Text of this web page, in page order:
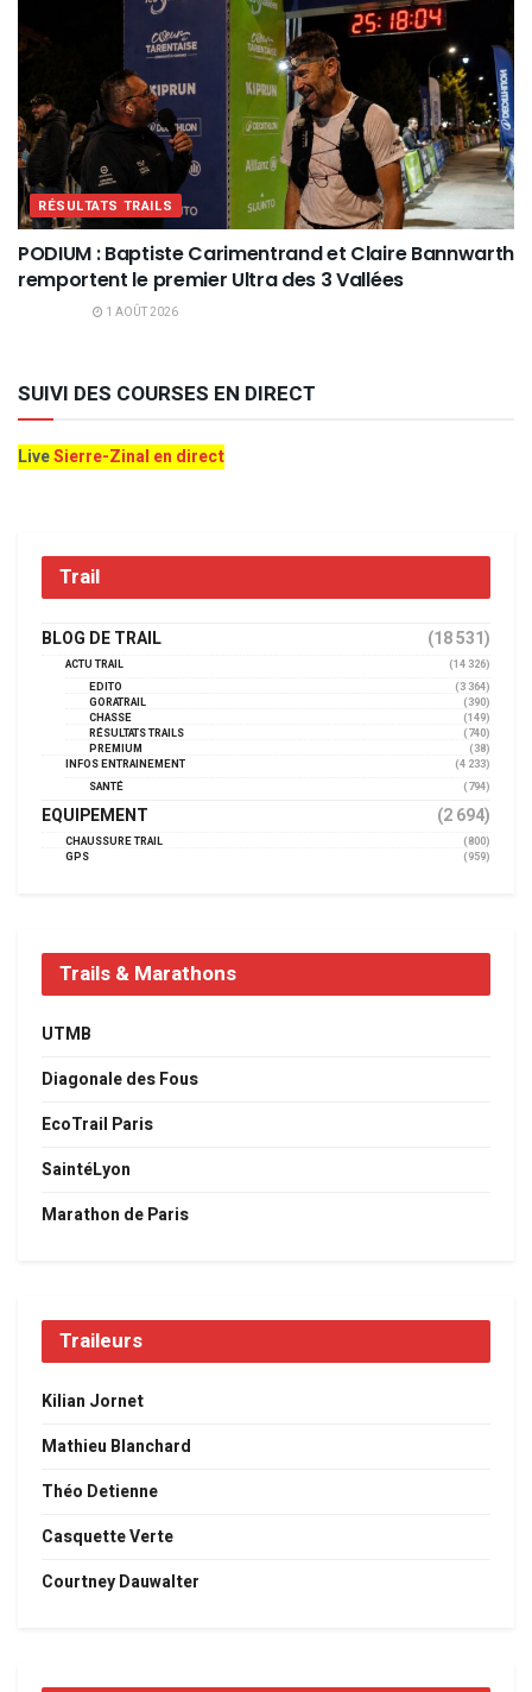
RÉSULTATS TRAILS
PODIUM : Baptiste Carimentrand et Claire Bannwarth
remportent le premier Ultra des 3 Vallées
1 AOÛT 2026
SUIVI DES COURSES EN DIRECT
LiveSierre-Zinal en direct
Trail
BLOG DE TRAIL (18 531)
ACTU TRAIL
(14 326)
EDITO
(3 364)
GORATRAIL
(390)
CHASSE
(149)
RÉSULTATS TRAILS
(740)
PREMIUM
(38)
INFOS ENTRAINEMENT
(4 233)
SANTÉ
(794)
EQUIPEMENT (2 694)
CHAUSSURE TRAIL
(800)
GPS
(959)
Trails & Marathons
UTMB
Diagonale des Fous
EcoTrail Paris
SaintéLyon
Marathon de Paris
Traileurs
Kilian Jornet
Mathieu Blanchard
Théo Detienne
Casquette Verte
Courtney Dauwalter